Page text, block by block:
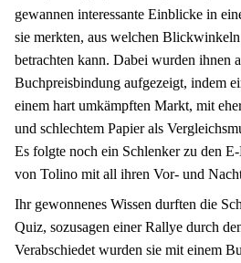
gewannen interessante Einblicke in
sie merkten, aus welchen
betrachten kann. Dabei wurden ihnen
Buchpreisbindung aufgezeigt, indem
einem hart umkämpften Markt, mit
und schlechtem Papier als
Es folgte noch ein Schlenker zu den
von Tolino mit all ihren Vor- und
Ihr gewonnenes Wissen durften die
Quiz, sozusagen einer Rallye durch
Verabschiedet wurden sie mit einem